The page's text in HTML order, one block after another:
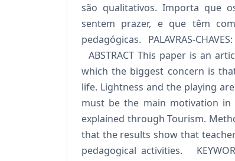
são qualitativos. Importa que
sentem prazer, e que têm
pedagógicas. PALAVRAS-
ABSTRACT This paper is an
which the biggest concern is
life. Lightness and the playing
must be the main motivation in
explained through Tourism.
that the results show that
pedagogical activities.